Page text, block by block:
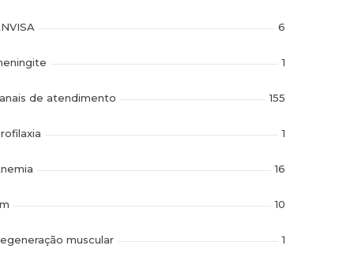
6
1
de atendimento 155
1
16
10
muscular 1